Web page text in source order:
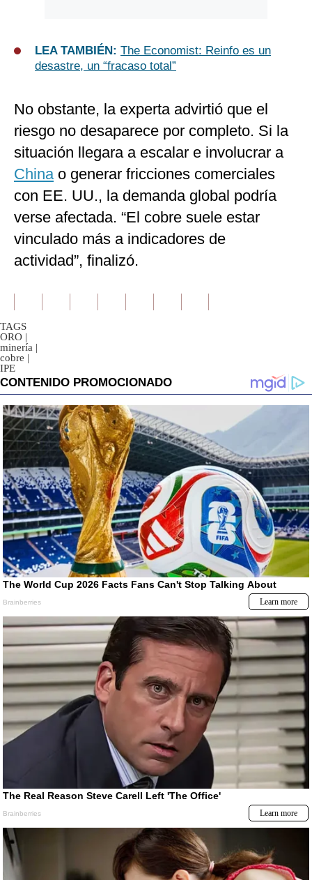
LEA TAMBIÉN: The Economist: Reinfo es un
desastre, un “fracaso total”
No obstante, la experta advirtió que el
riesgo no desaparece por completo. Si la
situación llegara a escalar e involucrar a
Chinao generar fricciones comerciales
con EE. UU., la demanda global podría
verse afectada. “El cobre suele estar
vinculado más a indicadores de
actividad”, finalizó.
TAGS
ORO |
minería |
cobre |
IPE